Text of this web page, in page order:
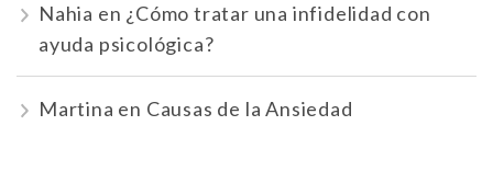
Nahia en ¿Cómo tratar una infidelidad con
ayuda psicológica?
Martina en Causas de la Ansiedad